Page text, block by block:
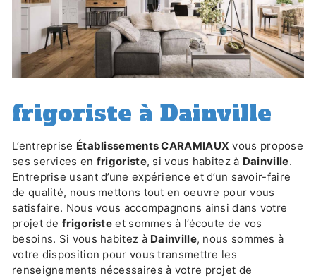
frigoriste à Dainville
L’entreprise Établissements CARAMIAUX vous propose
ses services en frigoriste, si vous habitez à Dainville.
Entreprise usant d’une expérience et d’un savoir-faire
de qualité, nous mettons tout en oeuvre pour vous
satisfaire. Nous vous accompagnons ainsi dans votre
projet de frigoriste et sommes à l’écoute de vos
besoins. Si vous habitez à Dainville, nous sommes à
votre disposition pour vous transmettre les
renseignements nécessaires à votre projet de